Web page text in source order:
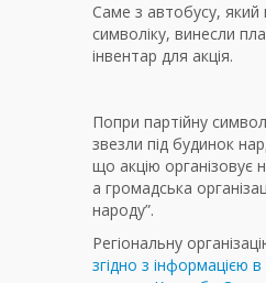
Саме з автобусу, який
символіку, винесли
інвентар для акція.
Попри партійну
звезли під будинок
що акцію організовує
а громадська
народу”.
Регіональну
згідно з інформацією в